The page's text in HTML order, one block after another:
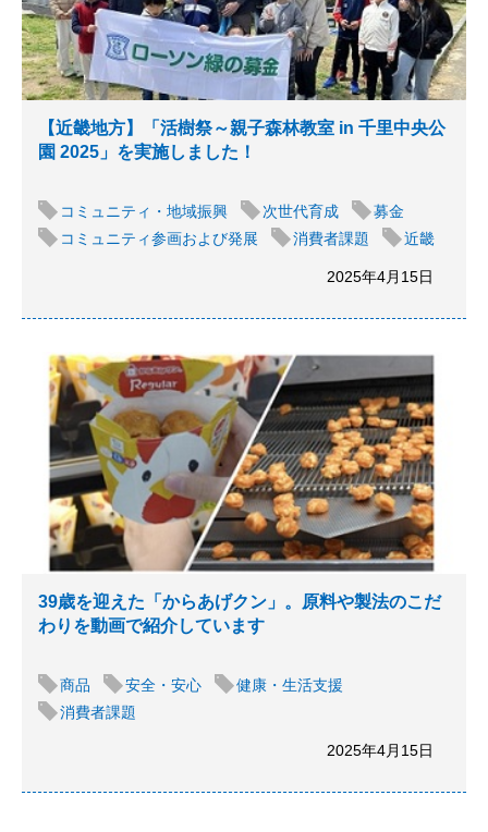
【近畿地方】「活樹祭～親子森林教室 in 千里中央公
園 2025」を実施しました！
コミュニティ・地域振興 次世代育成
募金
コミュニティ参画および発展
消費者課題 近畿
2025年4月15日
39歳を迎えた「からあげクン」。原料や製法のこだ
わりを動画で紹介しています
商品 安全・安心
健康・生活支援
消費者課題
2025年4月15日